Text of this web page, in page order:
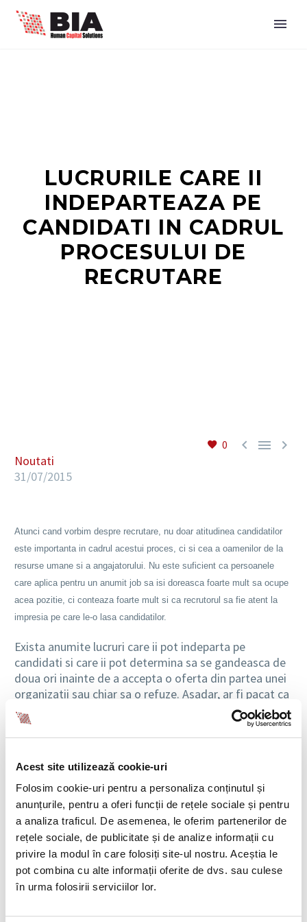
Acest site utilizează cookie-uri
Folosim cookie-uri pentru a personaliza conținutul și
anunțurile, pentru a oferi funcții de rețele sociale și pentru
a analiza traficul. De asemenea, le oferim partenerilor de
rețele sociale, de publicitate și de analize informații cu
privire la modul în care folosiți site-ul nostru. Aceștia le
pot combina cu alte informații oferite de dvs. sau culese
în urma folosirii serviciilor lor.
LUCRURILE CARE II
INDEPARTEAZA PE
CANDIDATI IN CADRUL
PROCESULUI DE
RECRUTARE
0   
Noutati
31/07/2015
Atunci cand vorbim despre recrutare, nu doar atitudinea candidatilor
este importanta in cadrul acestui proces, ci si cea a oamenilor de la
resurse umane si a angajatorului. Nu este suficient ca persoanele
care aplica pentru un anumit job sa isi doreasca foarte mult sa ocupe
acea pozitie, ci conteaza foarte mult si ca recrutorul sa fie atent la
impresia pe care le-o lasa candidatilor.
Exista anumite lucruri care ii pot indeparta pe
candidati si care ii pot determina sa se gandeasca de
doua ori inainte de a accepta o oferta din partea unei
organizatii sau chiar sa o refuze. Asadar, ar fi pacat ca
din cauza unor detalii ce pot parea marunte sa se
piarda candidati foarte buni, care ar putea aduce
valoare unei companii.
Punctualitatea si pregatirea interviului
Desigur, este indicat ca un candidat care are un
interviu sa se prezinte la timp la intalnire, insa aceeasi
regula ar trebui sa se aplice si in cazul celui care
recruteaza. La fel cum un interviu reprezinta pentru un
candidat sansa de a obtine un job mult dorit, tot asa
si pentru o organizatie un interviu ar trebui sa
reprezinte sansa de a atrage un angajat valoros.